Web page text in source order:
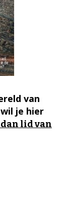
van
je hier
lid van